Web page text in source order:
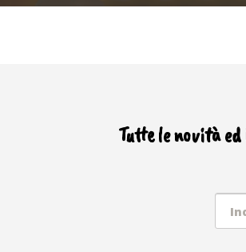
Tutte le novità